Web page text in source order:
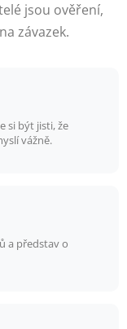
jsou ověření,
závazek.
si být jisti, že
vážně.
a představ o